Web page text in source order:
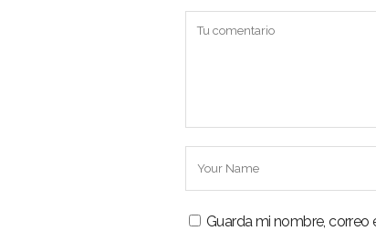
Guarda mi nombre,